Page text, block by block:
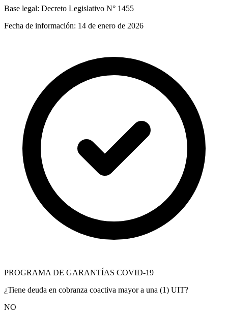
Base legal: Decreto Legislativo N° 1455
Fecha de información: 14 de enero de 2026
PROGRAMA DE GARANTÍAS COVID-19
¿Tiene deuda en cobranza coactiva mayor a una (1) UIT?
NO